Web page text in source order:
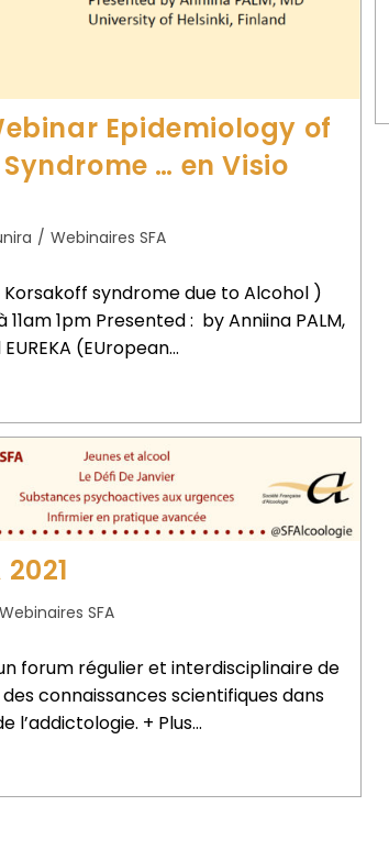
Epidemiology of
… en Visio
/ Webinaires SFA
Korsakoff syndrome due to Alcohol )
1pm Presented : by Anniina PALM,
(EUropean…
Webinaires SFA
forum régulier et interdisciplinaire de
connaissances scientifiques dans
l’addictologie. + Plus…